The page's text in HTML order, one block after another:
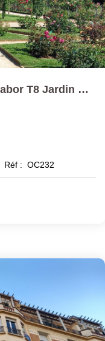
Maison De Charme Rennes Thabor T8 Jardin Clos Et Arboré...
Réf : OC232